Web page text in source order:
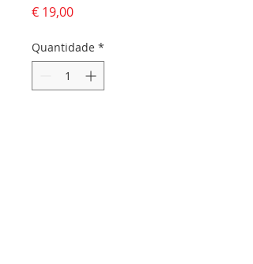
€ 19,00Preço
Quantidade *